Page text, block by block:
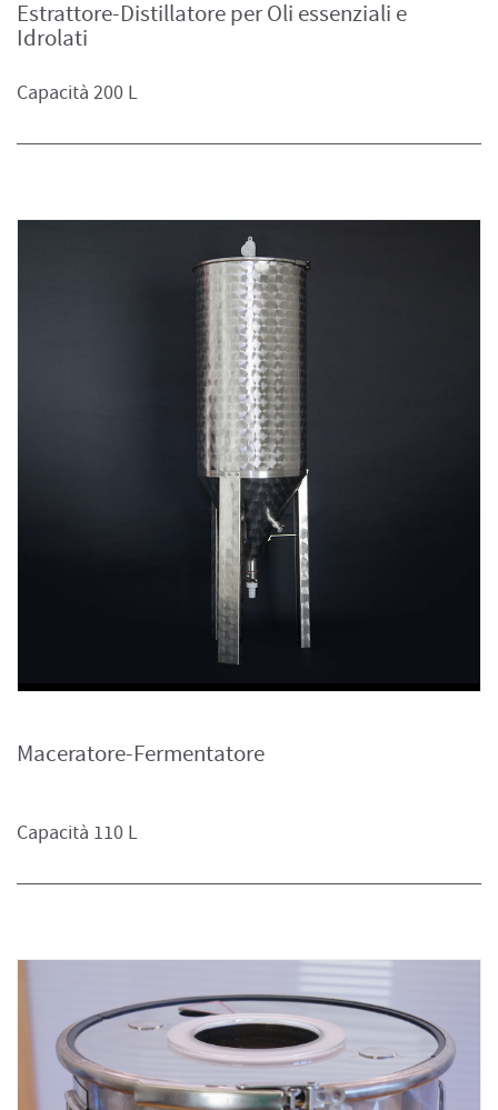
Estrattore-Distillatore per Oli essenziali e
Idrolati
Capacità 200 L
Maceratore-Fermentatore
Capacità 110 L